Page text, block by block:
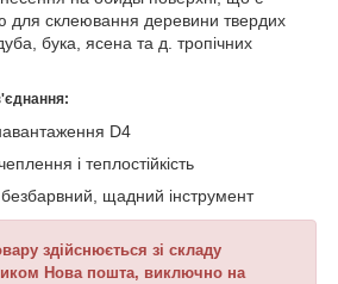
для склеювання деревини твердих
бука, ясена та д. тропічних
D4
і теплостійкість
щадний інструмент
здійснюється зі складу
Нова пошта, виключно на